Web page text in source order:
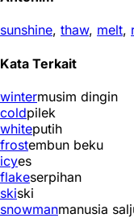
sunshine, thaw, melt,
Kata Terkait
wintermusim dingin
coldpilek
whiteputih
frostembun beku
icyes
flakeserpihan
skiski
snowmanmanusia